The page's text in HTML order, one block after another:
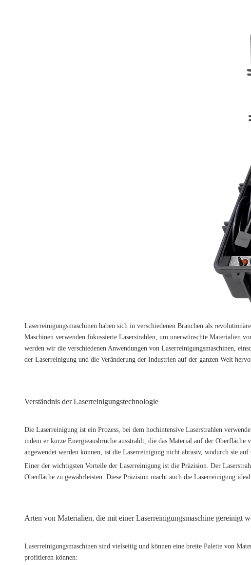
Laserreinigungsmaschinen haben sich in verschiedenen Branchen als
Maschinen verwenden fokussierte Laserstrahlen, um unerwünschte Materialien
werden wir die verschiedenen Anwendungen von Laserreinigungsmaschinen,
der Laserreinigung und die Veränderung der Industrien auf der ganzen Welt
Verständnis der Laserreinigungstechnologie
Die Laserreinigung ist ein Prozess, bei dem hochintensive Laserstrahlen
indem er kurze Energieausbrüche ausstrahlt, die das Material auf der
angewendet werden können, ist die Laserreinigung nicht abrasiv, wodurch sie
Einer der wichtigsten Vorteile der Laserreinigung ist die Präzision. Der
Oberfläche zu gewährleisten. Diese Präzision macht auch die Laserreinigung
Arten von Materialien, die mit einer Laserreinigungsmaschine gereinigt
Laserreinigungsmaschinen sind vielseitig und können eine breite Palette von
profitieren können: